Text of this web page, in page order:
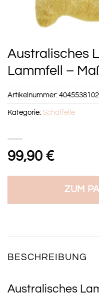
Australisches
Lammfell –
99,90 €
ZUM
Artikelnummer:
Kategorie:Schaffelle
BESCHREIBUNG
Australisches